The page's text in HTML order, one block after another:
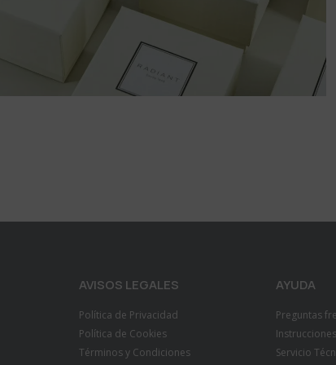
AVISOS LEGALES
Política de Privacidad
Política de Cookies
Términos y Condiciones
AYUDA
Preguntas
Servicio